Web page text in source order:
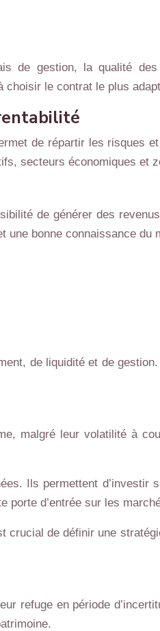
de gestion, la qualité
choisir le contrat le plus
de répartir les risques
secteurs économiques et
de générer des
une bonne connaissance du
de liquidité et de
malgré leur volatilité à
Ils permettent d’investir
porte d’entrée sur les
de définir une
refuge en période